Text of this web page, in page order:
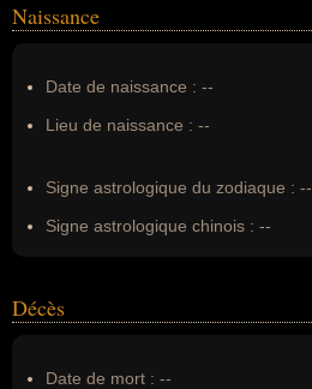
Nom de famille :Le soldat inconnu
Naissance
Date de naissance : --
Lieu de naissance : --
Signe astrologique du zodiaque : --
Signe astrologique chinois : --
Décès
Date de mort : --